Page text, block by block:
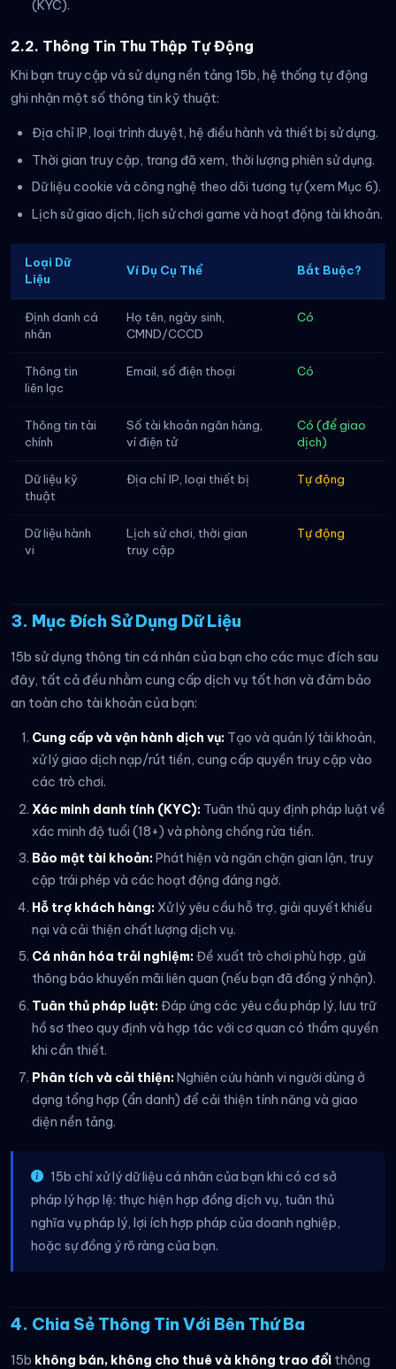
(KYC).
2.2. Thông Tin Thu Thập Tự Động
Khi bạn truy cập và sử dụng nền tảng 15b, hệ thống tự động
ghi nhận một số thông tin kỹ thuật:
Địa chỉ IP, loại trình duyệt, hệ điều hành và thiết bị sử dụng.
Thời gian truy cập, trang đã xem, thời lượng phiên sử dụng.
Dữ liệu cookie và công nghệ theo dõi tương tự (xem Mục 6).
Lịch sử giao dịch, lịch sử chơi game và hoạt động tài khoản.
Loại Dữ
Liệu
Ví Dụ Cụ Thể Bắt Buộc?
Định danh cá
nhân
Họ tên, ngày sinh,
CMND/CCCD
Có
Thông tin
liên lạc
Email, số điện thoại Có
Thông tin tài
chính
Số tài khoản ngân hàng,
ví điện tử
Có (để giao
dịch)
Dữ liệu kỹ
thuật
Địa chỉ IP, loại thiết bị Tự động
Dữ liệu hành
vi
Lịch sử chơi, thời gian
truy cập
Tự động
3. Mục Đích Sử Dụng Dữ Liệu
15b sử dụng thông tin cá nhân của bạn cho các mục đích sau
đây, tất cả đều nhằm cung cấp dịch vụ tốt hơn và đảm bảo
an toàn cho tài khoản của bạn:
Cung cấp và vận hành dịch vụ: Tạo và quản lý tài khoản,
xử lý giao dịch nạp/rút tiền, cung cấp quyền truy cập vào
các trò chơi.
Xác minh danh tính (KYC): Tuân thủ quy định pháp luật về
xác minh độ tuổi (18+) và phòng chống rửa tiền.
Bảo mật tài khoản:Phát hiện và ngăn chặn gian lận, truy
cập trái phép và các hoạt động đáng ngờ.
Hỗ trợ khách hàng: Xử lý yêu cầu hỗ trợ, giải quyết khiếu
nại và cải thiện chất lượng dịch vụ.
Cá nhân hóa trải nghiệm:Đề xuất trò chơi phù hợp, gửi
thông báo khuyến mãi liên quan (nếu bạn đã đồng ý nhận).
Tuân thủ pháp luật:Đáp ứng các yêu cầu pháp lý, lưu trữ
hồ sơ theo quy định và hợp tác với cơ quan có thẩm quyền
khi cần thiết.
Phân tích và cải thiện:Nghiên cứu hành vi người dùng ở
dạng tổng hợp (ẩn danh) để cải thiện tính năng và giao
diện nền tảng.
15b chỉ xử lý dữ liệu cá nhân của bạn khi có cơ sở
pháp lý hợp lệ: thực hiện hợp đồng dịch vụ, tuân thủ
nghĩa vụ pháp lý, lợi ích hợp pháp của doanh nghiệp,
hoặc sự đồng ý rõ ràng của bạn.
4. Chia Sẻ Thông Tin Với Bên Thứ Ba
15b không bán, không cho thuê và không trao đổi thông